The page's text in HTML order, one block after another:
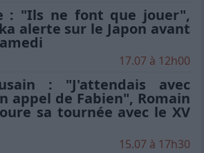
: "Ils ne font que jouer",
alerte sur le Japon avant
17.07 à 12h00
: "J'attendais avec
appel de Fabien", Romain
sa tournée avec le XV
15.07 à 17h30